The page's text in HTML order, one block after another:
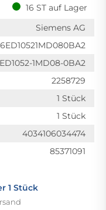
16 ST auf Lager
Siemens AG
6ED10521MD080BA2
1MD08-0BA2
2258729
1 Stück
1 Stück
4034106034474
85371091
1 Stück